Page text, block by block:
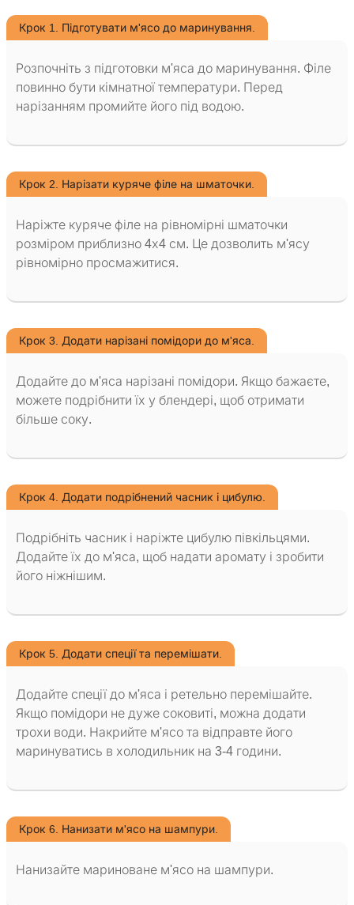
Крок 1. Підготувати м'ясо до маринування.
Розпочніть з підготовки м'яса до маринування. Філе
повинно бути кімнатної температури. Перед
нарізанням промийте його під водою.
Крок 2. Нарізати куряче філе на шматочки.
Наріжте куряче філе на рівномірні шматочки
розміром приблизно 4х4 см. Це дозволить м'ясу
рівномірно просмажитися.
Крок 3. Додати нарізані помідори до м'яса.
Додайте до м'яса нарізані помідори. Якщо бажаєте,
можете подрібнити їх у блендері, щоб отримати
більше соку.
Крок 4. Додати подрібнений часник і цибулю.
Подрібніть часник і наріжте цибулю півкільцями.
Додайте їх до м'яса, щоб надати аромату і зробити
його ніжнішим.
Крок 5. Додати спеції та перемішати.
Додайте спеції до м'яса і ретельно перемішайте.
Якщо помідори не дуже соковиті, можна додати
трохи води. Накрийте м'ясо та відправте його
маринуватись в холодильник на 3-4 години.
Крок 6. Нанизати м'ясо на шампури.
Нанизайте мариноване м'ясо на шампури.